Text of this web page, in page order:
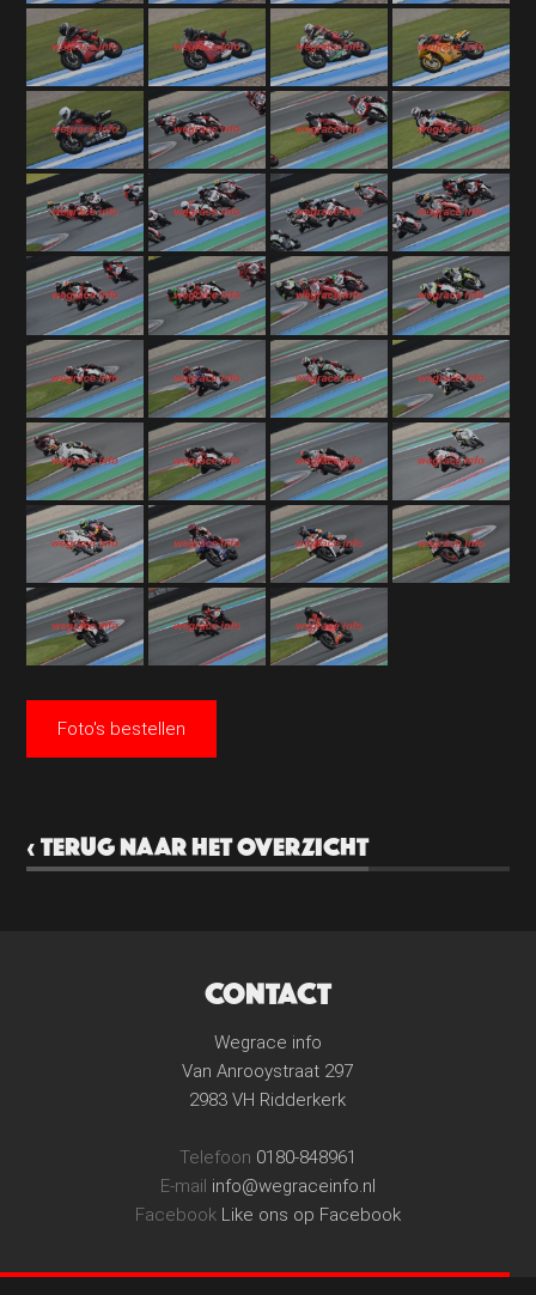
Foto's bestellen
‹ TERUG NAAR HET OVERZICHT
CONTACT
Wegrace info
Van Anrooystraat 297
2983 VH Ridderkerk
Telefoon 0180-848961
E-mail info@wegraceinfo.nl
Facebook Like ons op Facebook